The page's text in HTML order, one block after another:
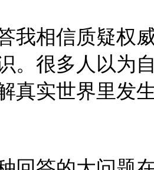
相信质疑权威
。很多人以为
真实世界里发